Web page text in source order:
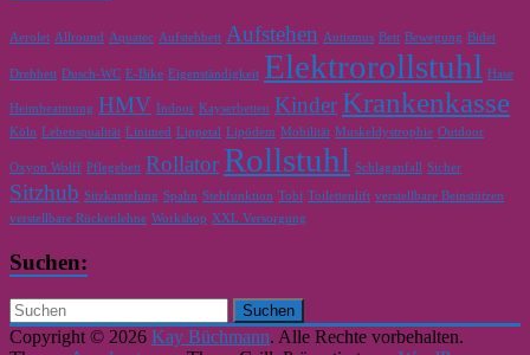
Aerolet Allround Aquatec Aufstehbett Aufstehen Autismus Bett Bewegung Bidet
Drehbett Dusch-WC E-Bike Eigenständigkeit Elektrorollstuhl Hase
Heimbeatmung HMV Indoor Kayserbetten Kinder Krankenkasse
Köln Lebensqualität Linimed Lippetal Lipödem Mobilität Muskeldystrophie Outdoor
Oxyon Wolff Pflegebett Rollator Rollstuhl Schlaganfall Sicher
Sitzhub Sitzkantelung Spahn Stehfunktion Tobi Toilettenlift verstellbare Beinstützen
verstellbare Rückenlehne Workshop XXL Versorgung
Suchen:
Copyright © 2026 Kay Büchmann. Alle Rechte vorbehalten.